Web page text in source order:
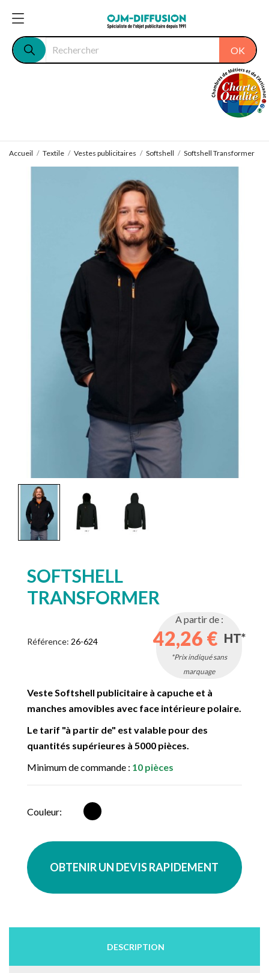
OK
Accueil Textile Vestes publicitaires Softshell Softshell Transformer
SOFTSHELL
TRANSFORMER
Référence: 26-624
A partir de :
42,26 € HT*
*Prix indiqué sans
marquage
Veste Softshell publicitaire à capuche et à
manches amovibles avec face intérieure polaire.
Le tarif "à partir de" est valable pour des
quantités supérieures à 5000 pièces.
Minimum de commande : 10 pièces
Couleur: Noir
OBTENIR UN DEVIS RAPIDEMENT
DESCRIPTION